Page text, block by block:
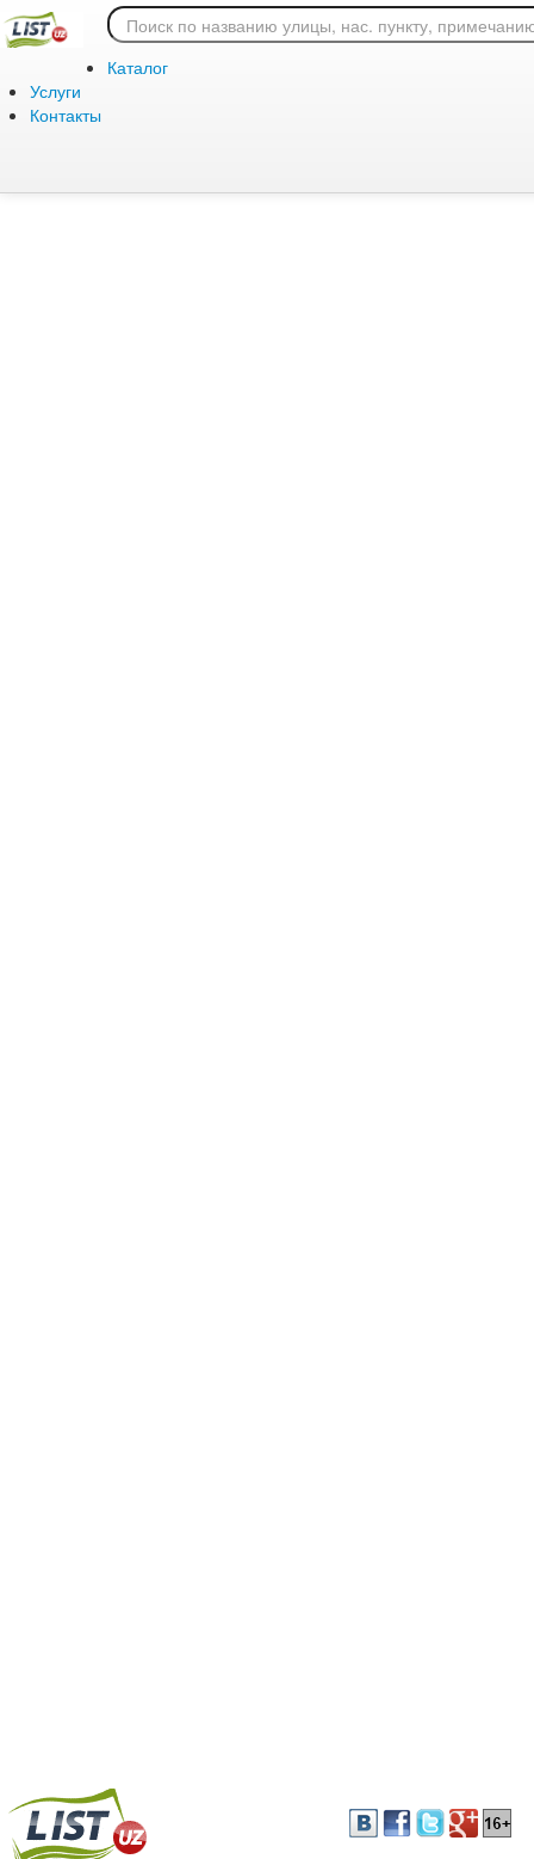
Каталог
Услуги
Контакты
Ошибка 404: страница